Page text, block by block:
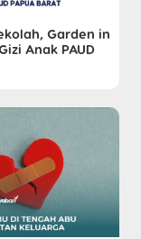
Garden in
Anak PAUD